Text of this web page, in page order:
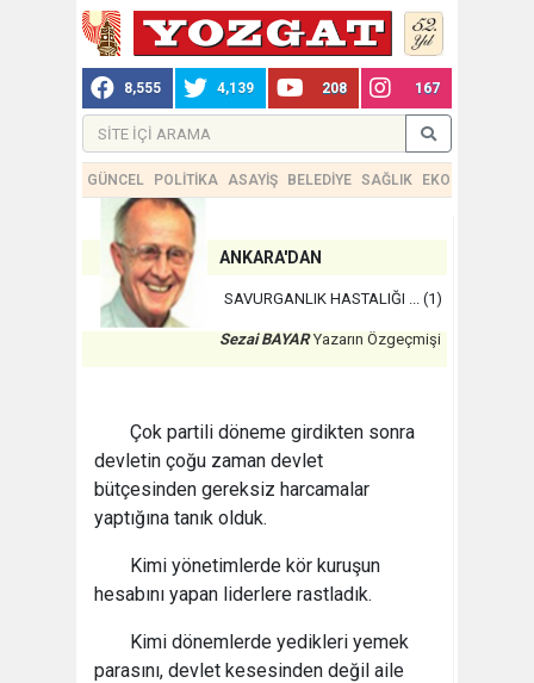
8,555 4,139 208 167
GÜNCEL POLİTİKA ASAYİŞ BELEDİYE SAĞLIK EKONOMİ
ANKARA'DAN
SAVURGANLIK HASTALIĞI ... (1)
Sezai BAYAR Yazarın Özgeçmişi
Çok partili döneme girdikten sonra
devletin çoğu zaman devlet
bütçesinden gereksiz harcamalar
yaptığına tanık olduk.
Kimi yönetimlerde kör kuruşun
hesabını yapan liderlere rastladık.
Kimi dönemlerde yedikleri yemek
parasını, devlet kesesinden değil aile